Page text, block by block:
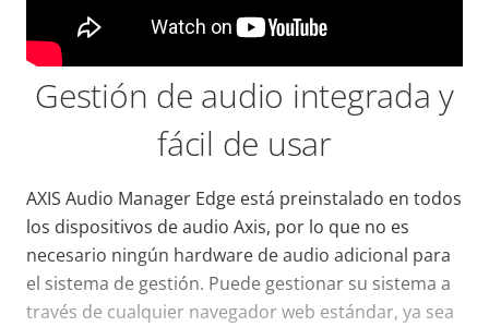
Gestión de audio integrada y
fácil de usar
AXIS Audio Manager Edge está preinstalado en todos
los dispositivos de audio Axis, por lo que no es
necesario ningún hardware de audio adicional para
el sistema de gestión. Puede gestionar su sistema a
través de cualquier navegador web estándar, ya sea